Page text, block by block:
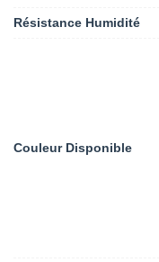
Résistance Humidité
Couleur Disponible